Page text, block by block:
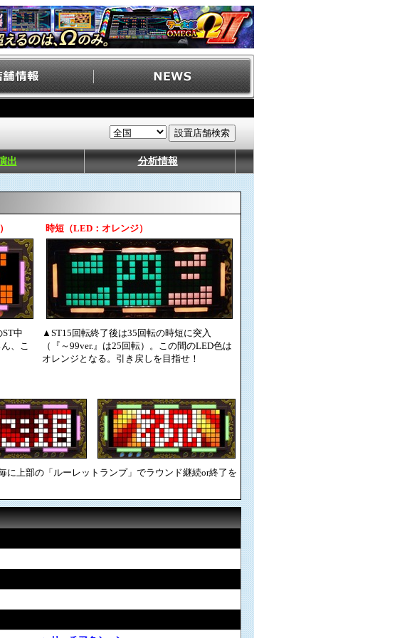
出 分析情報
時短（LED：オレンジ）
中
、こ
▲ST15回転終了後は35回転の時短に突入
（『～99ver.』は25回転）。この間のLED色は
オレンジとなる。引き戻しを目指せ！
上部の「ルーレットランプ」でラウンド継続or終了を